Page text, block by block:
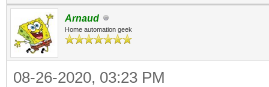
Arnaud
Home automation geek
08-26-2020, 03:23 PM